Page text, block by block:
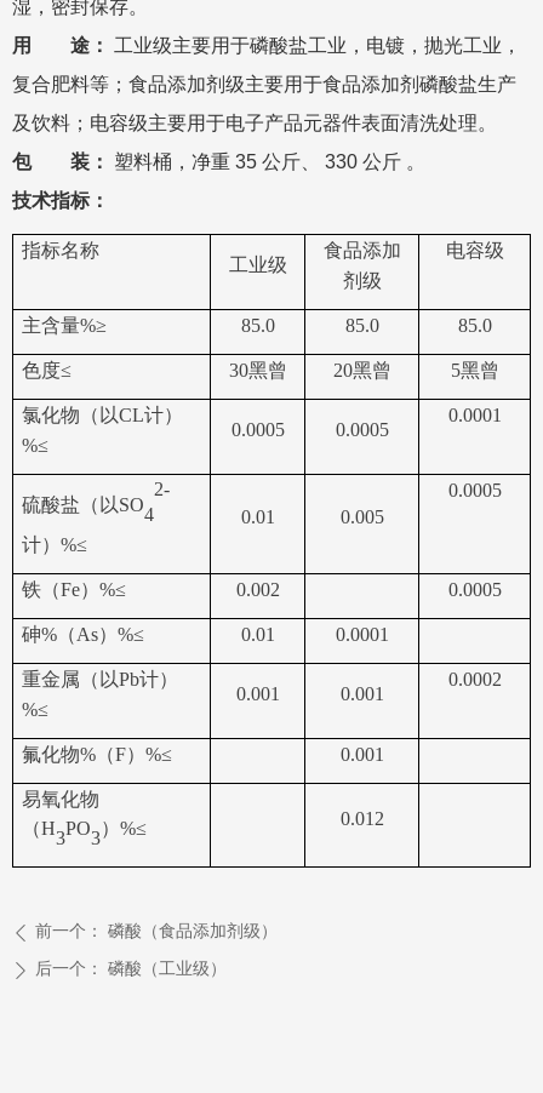
湿，密封保存。
用 途：
工业级主要用于磷酸盐工业，电镀，抛光工业，
复合肥料等 ；食品添加剂级主要用于食品添加剂磷酸盐生产
及饮料；电容级主要用于电子产品元器件表面清洗处理。
包 装：
塑料桶，净重 35 公斤、 330 公斤 。
技术指标：
指标名称
工业级
食品添加
剂级
电容级
主含量%≥ 85.0 85.0 85.0
色度≤ 30黑曾 20黑曾 5黑曾
氯化物（以CL计）
%≤
0.0005 0.0005
0.0001
硫酸盐（以SO4
2-
计）%≤
0.01 0.005
0.0005
铁（Fe）%≤ 0.002 0.0005
砷% （As）%≤ 0.01 0.0001
重金属（以Pb计）
%≤
0.001 0.001
0.0002
氟化物% （F）%≤ 0.001
易氧化物
（H3PO3）%≤ 0.012
ꄴ 前一个： 磷酸（食品添加剂级）
ꄲ 后一个： 磷酸（工业级）